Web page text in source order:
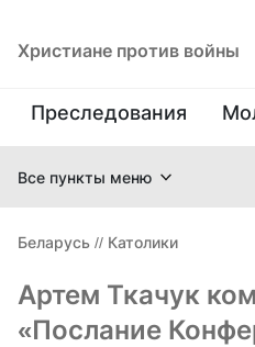
Христиане против войны
Преследования
Все пункты меню
Беларусь // Католики
Артем Ткачук
«Послание